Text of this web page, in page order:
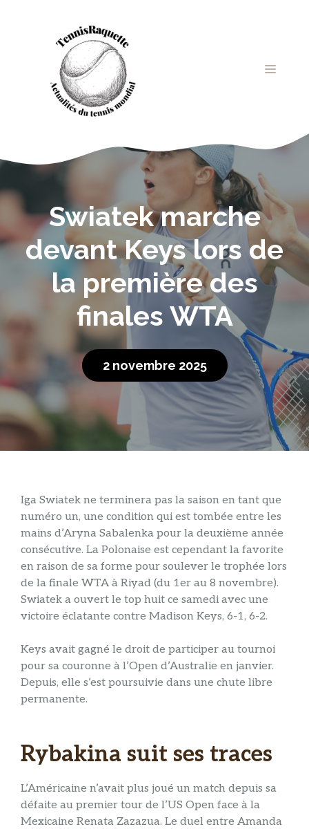
MENU
Swiatek marche
devant Keys lors de
la première des
finales WTA
2 novembre 2025
Iga Swiatek ne terminera pas la saison en tant que
numéro un, une condition qui est tombée entre les
mains d’Aryna Sabalenka pour la deuxième année
consécutive. La Polonaise est cependant la favorite
en raison de sa forme pour soulever le trophée lors
de la finale WTA à Riyad (du 1er au 8 novembre).
Swiatek a ouvert le top huit ce samedi avec une
victoire éclatante contre Madison Keys, 6-1, 6-2.
Keys avait gagné le droit de participer au tournoi
pour sa couronne à l’Open d’Australie en janvier.
Depuis, elle s’est poursuivie dans une chute libre
permanente.
Rybakina suit ses traces
L’Américaine n’avait plus joué un match depuis sa
défaite au premier tour de l’US Open face à la
Mexicaine Renata Zazazua. Le duel entre Amanda